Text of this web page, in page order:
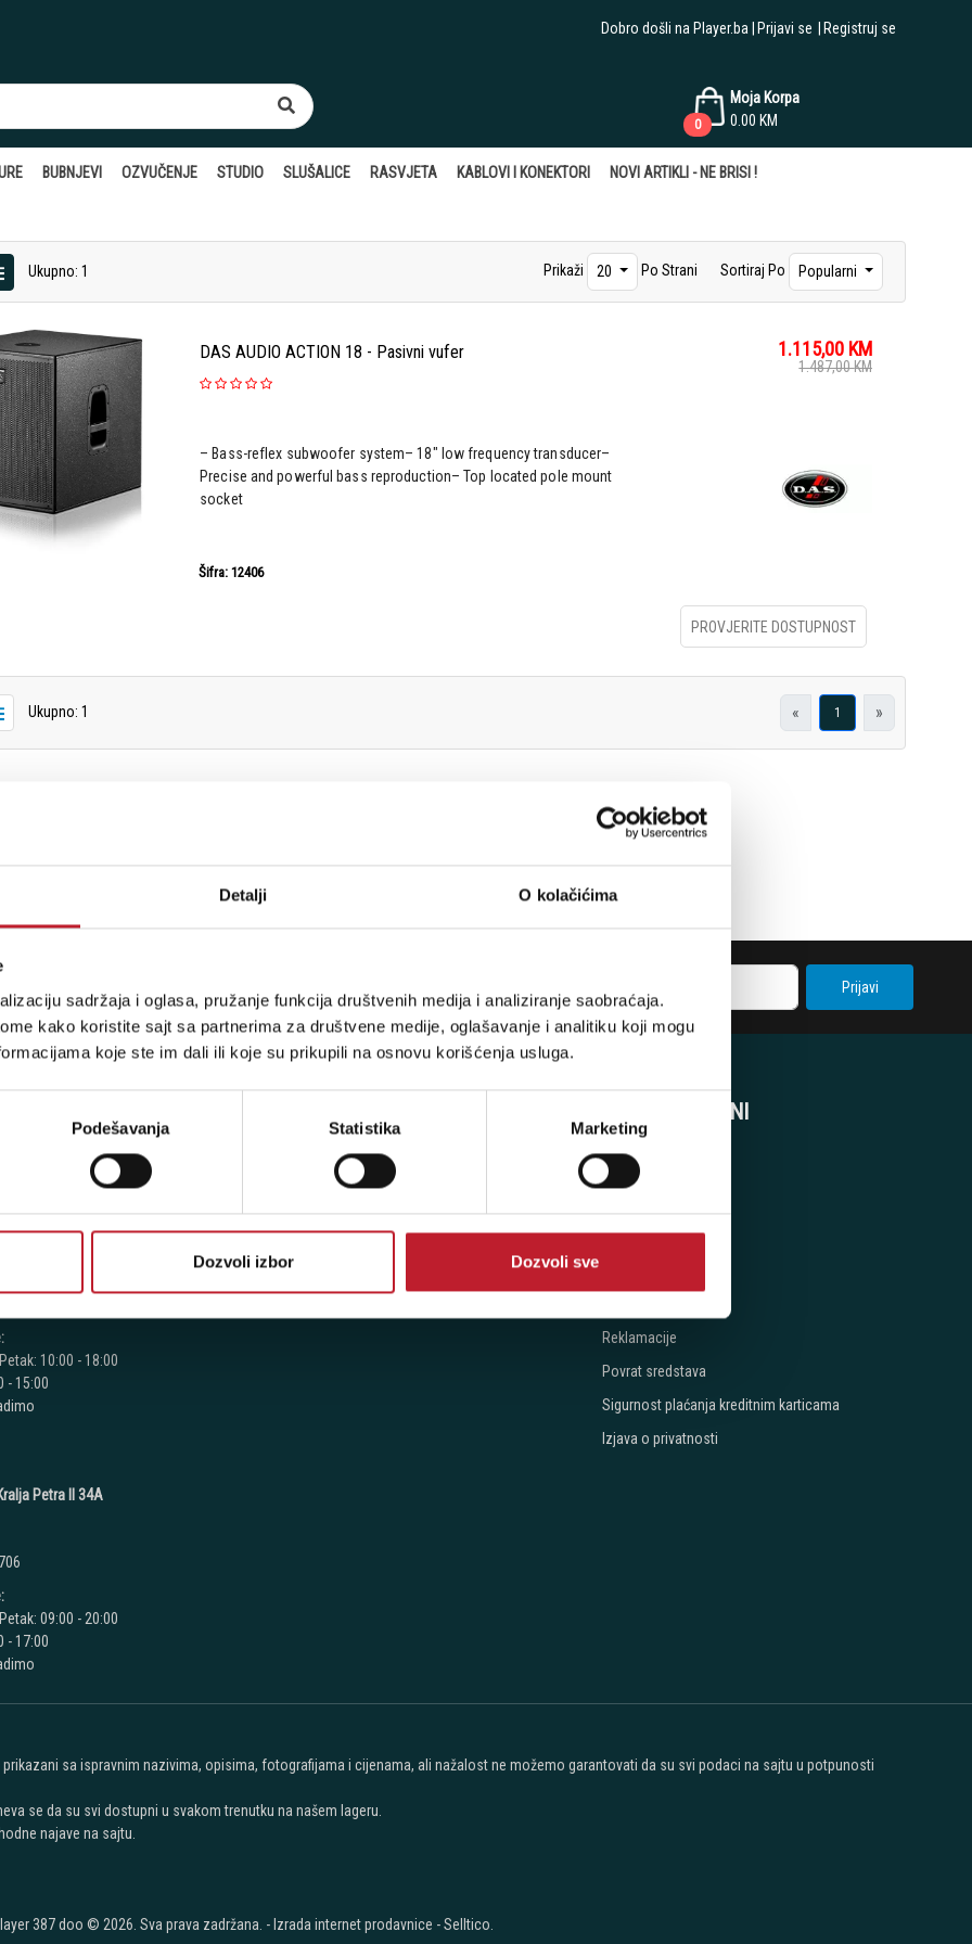
Detalji O kolačićima
sadržaja i oglasa, pružanje funkcija društvenih medija i analiziranje saobraćaja.
kako koristite sajt sa partnerima za društvene medije, oglašavanje i analitiku koji mogu
koje ste im dali ili koje su prikupili na osnovu korišćenja usluga.
Podešavanja Statistika Marketing
Dozvoli izbor Dozvoli sve
Dobro došli na Player.ba Prijavi se Registruj se
Moja Korpa
0.00 KM
0
BUBNJEVI OZVUČENJE STUDIO SLUŠALICE RASVJETA KABLOVI I KONEKTORI NOVI ARTIKLI - NE BRISI !
Ukupno: 1 Prikaži 20 Po Strani Sortiraj Po Popularni
DAS AUDIO ACTION 18 - Pasivni vufer 1.115,00 KM
1.487,00KM
– Bass-reflex subwoofer system– 18″ low frequency transducer–
Precise and powerful bass reproduction– Top located pole mount
socket
Šifra: 12406
PROVJERITE DOSTUPNOST
Ukupno: 1 « 1 »
prijavite se na naš NEWSLETTER! Prijavi
10:00 - 18:00
- 15:00
Petra II 34A
09:00 - 20:00
- 17:00
Prijava
SVE O KUPOVINI
Uslovi kupovine
Načini Plaćanja
Reklamacije
Povrat sredstava
Sigurnost plaćanja kreditnim karticama
Izjava o privatnosti
sa ispravnim nazivima, opisima, fotografijama i cijenama, ali nažalost ne možemo garantovati da su svi podaci na sajtu u potpunosti
se da su svi dostupni u svakom trenutku na našem lageru.
najave na sajtu.
387 doo © 2026. Sva prava zadržana. - Izrada internet prodavnice -Selltico.